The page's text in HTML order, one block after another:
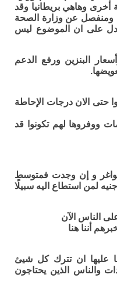
وهاهي بريطانيا وقد
ومنفصل عن وزارة الصحة
على ان الموضوع ليس
البنزين ورفع الدعم
حتى الان درجات الإحاطة
ووفروها لهم تكونوا قد
شواغر و إن وجدت فمتوسط
لمن استطاع اليه سبيلًا
الناس الآن
أننا هنا
عليها ان تترك كل شيئ
والناس الذين يحتاجون